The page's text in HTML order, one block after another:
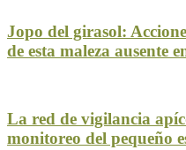
Jopo del girasol:
de esta maleza ausente
La red de vigilancia
monitoreo del pequeño